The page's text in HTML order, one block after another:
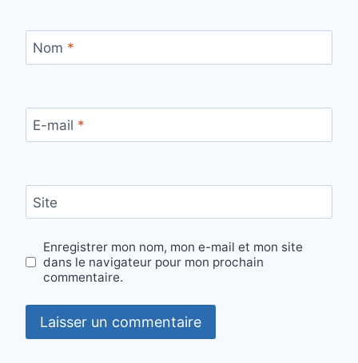
Nom *
E-mail *
Site
Enregistrer mon nom, mon e-mail et mon site
dans le navigateur pour mon prochain
commentaire.